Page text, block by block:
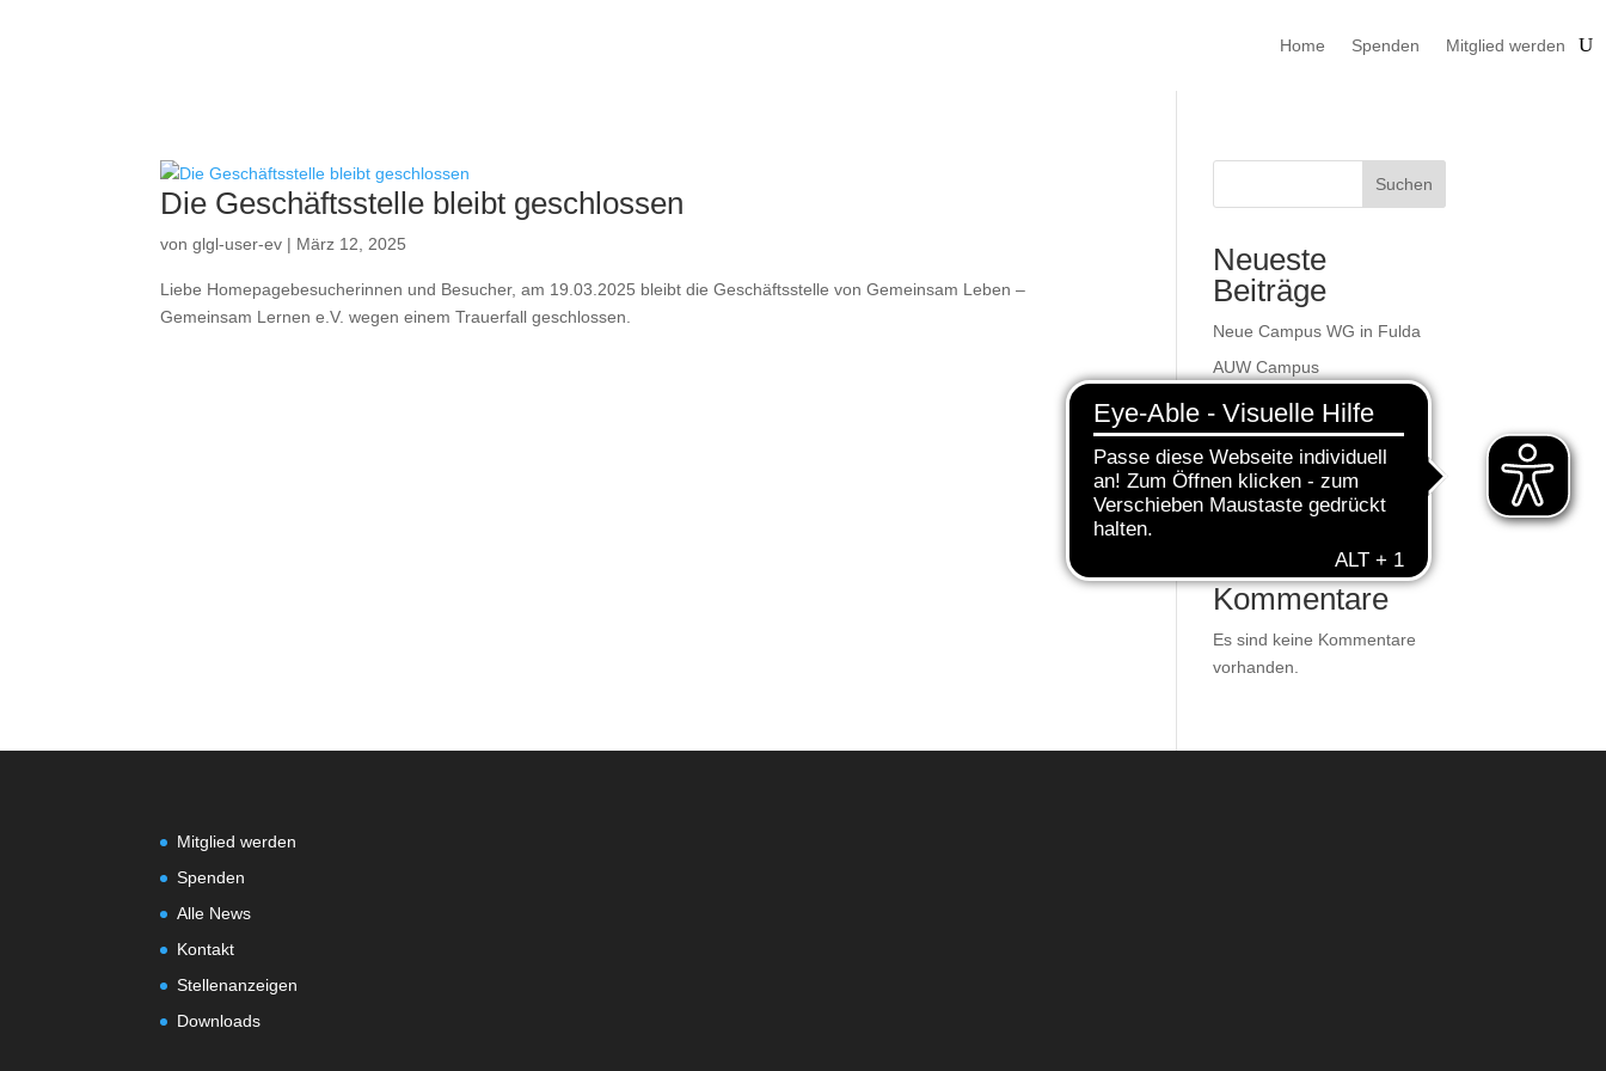
Home Spenden Mitglied werden
Die Geschäftsstelle bleibt geschlossen
vonglgl-user-ev | März 12, 2025
Liebe Homepagebesucherinnen und Besucher, am 19.03.2025 bleibt die Geschäftsstelle von Gemeinsam Leben –
Gemeinsam Lernen e.V. wegen einem Trauerfall geschlossen.
Suchen
Neueste
Beiträge
Neue Campus WG in Fulda
AUW Campus
Trägerübergreifende After-
Work-Veranstaltung
Herbstmarkt
Nachtmarkt
Neueste
Kommentare
Es sind keine Kommentare
vorhanden.
Mitglied werden
Spenden
Alle News
Kontakt
Stellenanzeigen
Downloads